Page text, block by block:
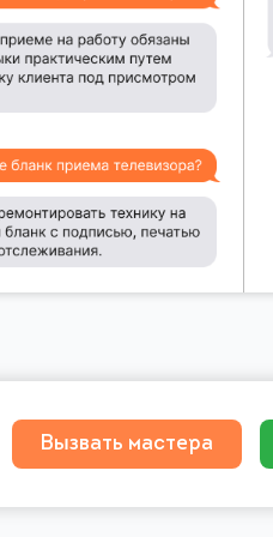
Вызвать мастера